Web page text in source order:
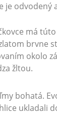
je odvodený
má
brvne
okolo
žltou.
bohatá.
ukladali